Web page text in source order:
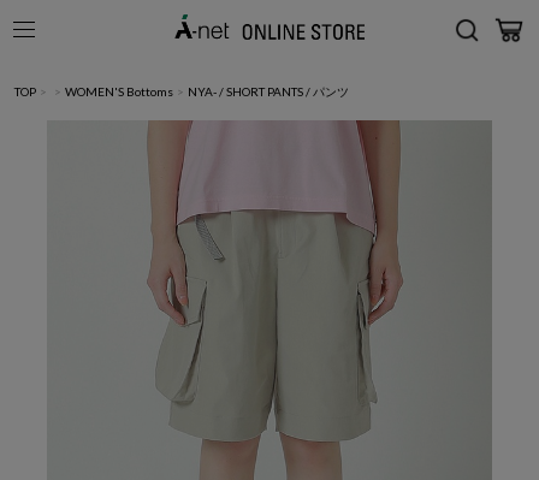
TOP > > WOMEN'S Bottoms > NYA- / SHORT PANTS / パンツ